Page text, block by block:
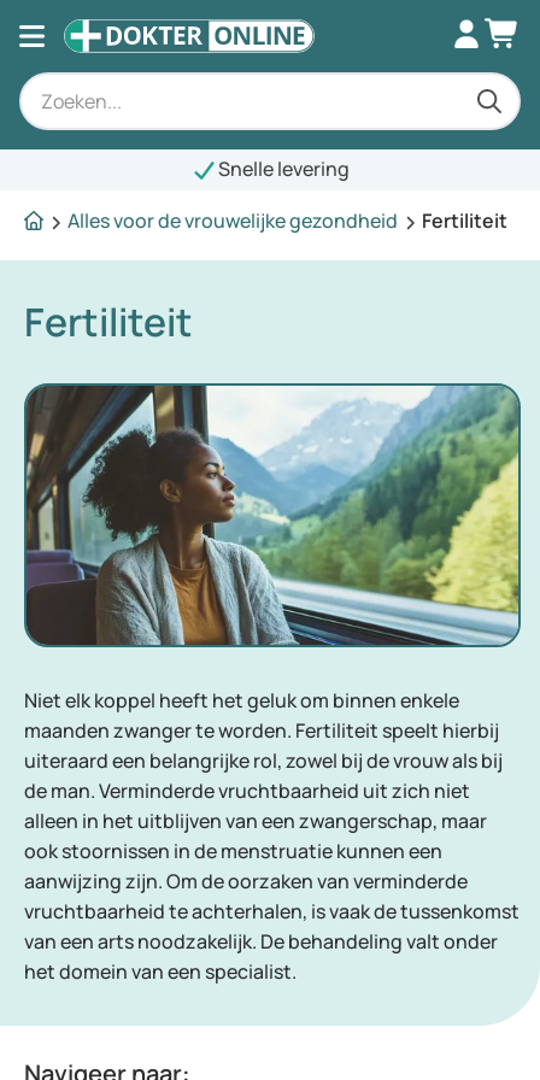
Snelle levering
Alles voor de vrouwelijke gezondheid
Fertiliteit
Fertiliteit
Niet elk koppel heeft het geluk om binnen enkele
maanden zwanger te worden. Fertiliteit speelt hierbij
uiteraard een belangrijke rol, zowel bij de vrouw als bij
de man. Verminderde vruchtbaarheid uit zich niet
alleen in het uitblijven van een zwangerschap, maar
ook stoornissen in de menstruatie kunnen een
aanwijzing zijn. Om de oorzaken van verminderde
vruchtbaarheid te achterhalen, is vaak de tussenkomst
van een arts noodzakelijk. De behandeling valt onder
het domein van een specialist.
Navigeer naar: